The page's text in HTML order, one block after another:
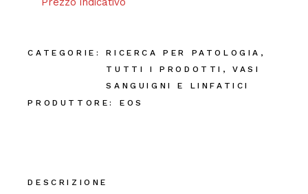
CATEGORIE: RICERCA PER PATOLOGIA ,
TUTTI I PRODOTTI ,VASI
SANGUIGNI E LINFATICI
PRODUTTORE:
EOS
DESCRIZIONE